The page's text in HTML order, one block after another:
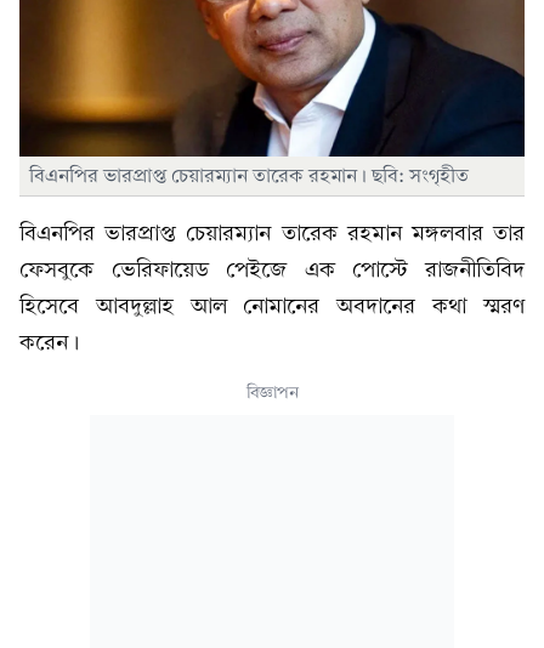
বিএনপির ভারপ্রাপ্ত চেয়ারম্যান তারেক রহমান। ছবি: সংগৃহীত
বিএনপির ভারপ্রাপ্ত চেয়ারম্যান তারেক রহমান মঙ্গলবার তার
ফেসবুকে ভেরিফায়েড পেইজে এক পোস্টে রাজনীতিবিদ
হিসেবে আবদুল্লাহ আল নোমানের অবদানের কথা স্মরণ
করেন।
বিজ্ঞাপন